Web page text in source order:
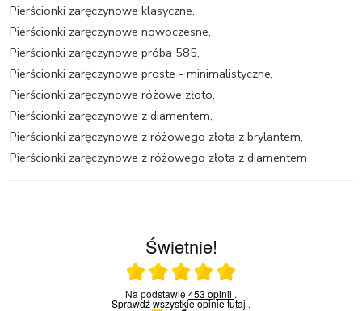
Pierścionki zaręczynowe klasyczne,
Pierścionki zaręczynowe nowoczesne,
Pierścionki zaręczynowe próba 585,
Pierścionki zaręczynowe proste - minimalistyczne,
Pierścionki zaręczynowe różowe złoto,
Pierścionki zaręczynowe z diamentem,
Pierścionki zaręczynowe z różowego złota z brylantem,
Pierścionki zaręczynowe z różowego złota z diamentem
Świetnie!
Ocena średnia 5 na 5
Na podstawie453 opinii .
Sprawdź wszystkie opinietutaj .